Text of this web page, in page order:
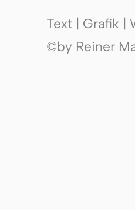
Text | Grafik |
©by Reiner